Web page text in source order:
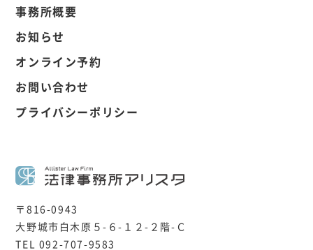
事務所概要
お知らせ
オンライン予約
お問い合わせ
プライバシーポリシー
〒816-0943
大野城市白木原５-６-１２-２階-Ｃ
TEL 092-707-9583